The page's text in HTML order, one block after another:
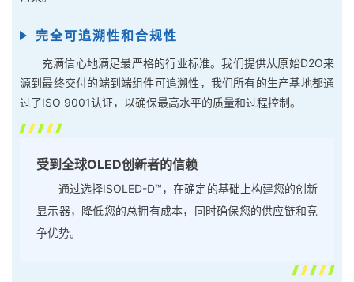
完全可追溯性和合规性
充满信心地满足最严格的行业标准。我们提供从原始D2O来
源到最终交付的端到端组件可追溯性，我们所有的生产基地都通
过了ISO 9001认证，以确保最高水平的质量和过程控制。
受到全球OLED创新者的信赖
通过选择ISOLED-D™，在确定的基础上构建您的创新
显示器，降低您的总拥有成本，同时确保您的供应链和竞
争优势。